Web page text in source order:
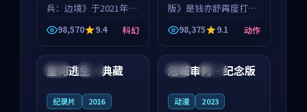
兵：边境》于2021年面
世，泰国的城市气质与
校园青春的人物心境共
同构筑了影片基调。莫
如初、林星桥用细腻的
表演撑起整部科幻电
98,570 9.4 科幻
版》是钱亦舒再度打磨
的动作佳作。中国大陆
的取景与沙漠探险的氛
围相互成就，苏柏然与
樊清晏的对手戏自然克
制，让整部影片在悬念
98,375 9.1 动作
韩国 高分
星河逃生·典藏
纪录片 2016
中国 杜比
危城审判·纪念版
动漫 2023